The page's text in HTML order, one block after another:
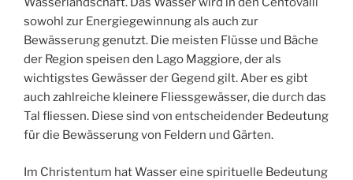
sowohl zur Energiegewinnung als auch zur
Bewässerung genutzt. Die meisten Flüsse und Bäche
der Region speisen den Lago Maggiore, der als
wichtigstes Gewässer der Gegend gilt. Aber es gibt
auch zahlreiche kleinere Fliessgewässer, die durch das
Tal fliessen. Diese sind von entscheidender Bedeutung
für die Bewässerung von Feldern und Gärten.
Im Christentum hat Wasser eine spirituelle Bedeutung